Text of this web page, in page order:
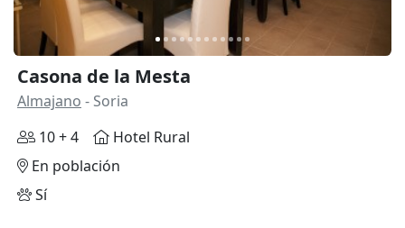
Casona de la Mesta
Almajano - Soria
10 + 4
Hotel Rural
En población
Sí